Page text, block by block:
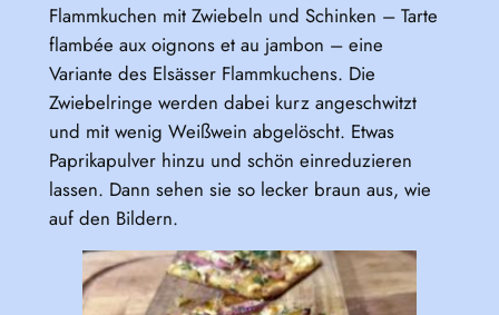
Flammkuchen mit Zwiebeln und Schinken – Tarte
flambée aux oignons et au jambon – eine
Variante des Elsässer Flammkuchens. Die
Zwiebelringe werden dabei kurz angeschwitzt
und mit wenig Weißwein abgelöscht. Etwas
Paprikapulver hinzu und schön einreduzieren
lassen. Dann sehen sie so lecker braun aus, wie
auf den Bildern.